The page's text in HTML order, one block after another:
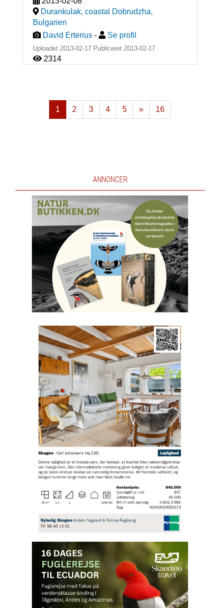
Durankulak, coastal Dobrudzha,
Bulgarien
David Erterius - Se profil
Uploadet 2013-02-17 Publiceret 2013-02-17
2314
1 2 3 4 5
»
Næste
16
ANNONCER